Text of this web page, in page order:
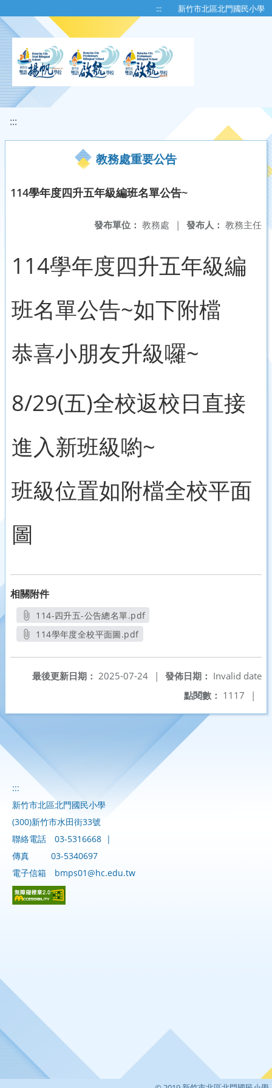
::: 新竹市北區北門國民小學
:::
教務處重要公告
114學年度四升五年級編班名單公告~
發布人： 教務主任
發布單位： 教務處 |
114學年度四升五年級編
班名單公告~如下附檔
恭喜小朋友升級囉~
8/29(五)全校返校日直接
進入新班級喲~
班級位置如附檔全校平面
圖
相關附件
114-四升五-公告總名單.pdf
另開新視窗
114學年度全校平面圖.pdf
發佈日期： Invalid date
最後更新日期： 2025-07-24
|
點閱數： 1117 |
:::
新竹市北區北門國民小學
(300)新竹市水田街33號
聯絡電話
03-5316668 |
傳真
03-5340697
電子信箱
bmps01@hc.edu.tw